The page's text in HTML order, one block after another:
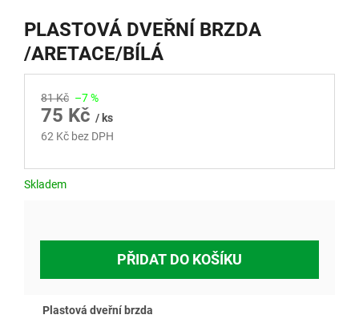
PLASTOVÁ DVEŘNÍ BRZDA
/ARETACE/BÍLÁ
81 Kč –7 %
75 Kč / ks
62 Kč bez DPH
Skladem
PŘIDAT DO KOŠÍKU
Plastová dveřní brzda